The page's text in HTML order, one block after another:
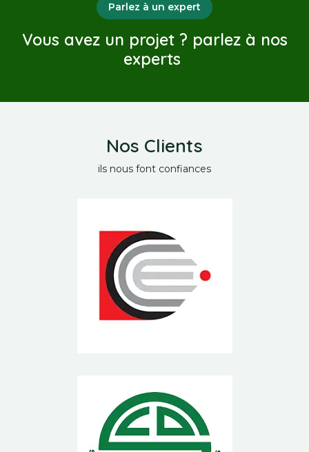
Parlez à un expert
Vous avez un projet ? parlez à nos
experts
Nos Clients
ils nous font confiances